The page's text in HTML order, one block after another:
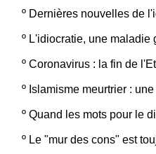
º Dernières nouvelles de
º L'idiocratie, une maladie
º Coronavirus : la fin de
º Islamisme meurtrier :
º Quand les mots pour le
º Le "mur des cons" est